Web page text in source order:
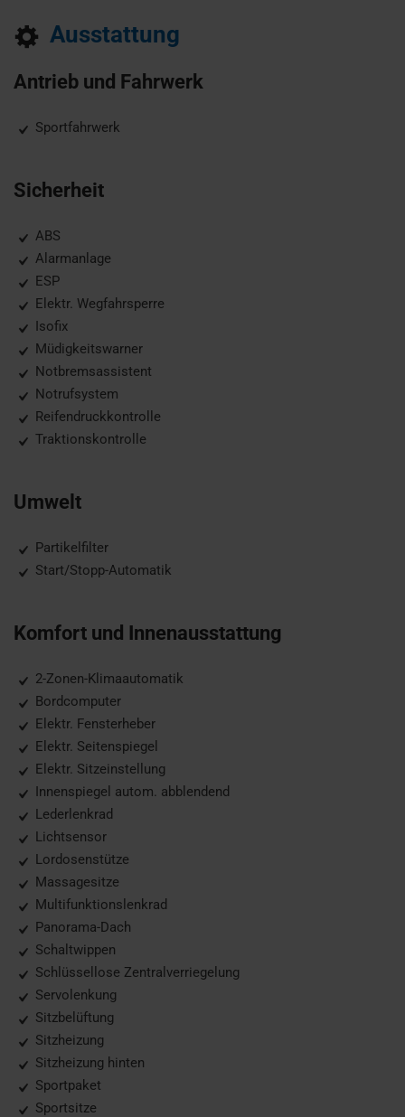
Ausstattung
Antrieb und Fahrwerk
Sportfahrwerk
Sicherheit
ABS
Alarmanlage
ESP
Elektr. Wegfahrsperre
Isofix
Müdigkeitswarner
Notbremsassistent
Notrufsystem
Reifendruckkontrolle
Traktionskontrolle
Umwelt
Partikelfilter
Start/Stopp-Automatik
Komfort und Innenausstattung
2-Zonen-Klimaautomatik
Bordcomputer
Elektr. Fensterheber
Elektr. Seitenspiegel
Elektr. Sitzeinstellung
Innenspiegel autom. abblendend
Lederlenkrad
Lichtsensor
Lordosenstütze
Massagesitze
Multifunktionslenkrad
Panorama-Dach
Schaltwippen
Schlüssellose Zentralverriegelung
Servolenkung
Sitzbelüftung
Sitzheizung
Sitzheizung hinten
Sportpaket
Sportsitze